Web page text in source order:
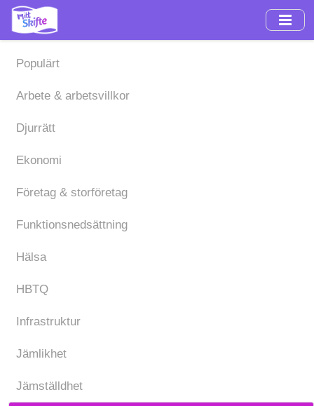
Hoppa
huvudinnehåll
Populärt
Arbete & arbetsvillkor
Djurrätt
Ekonomi
Företag & storföretag
Funktionsnedsättning
Hälsa
HBTQ
Infrastruktur
Jämlikhet
Jämställdhet